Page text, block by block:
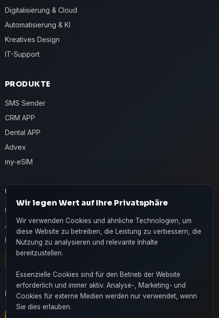
Digitalisierung & Cloud
Automatisierung & KI
Kreatives Design
IT-Support
PRODUKTE
SMS Sender
CRM APP
Dental APP
Advex
my-eSIM
UNTERNEHMEN
Über uns
Apps
Kontakt
KONTAKT
Wir legen Wert auf Ihre Privatsphäre
Wir verwenden Cookies und ähnliche Technologien, um
diese Website zu betreiben, die Leistung zu verbessern, die
Nutzung zu analysieren und relevante Inhalte
bereitzustellen.
Essenzielle Cookies sind für den Betrieb der Website
erforderlich und immer aktiv. Analyse-, Marketing- und
Cookies für externe Medien werden nur verwendet, wenn
Sie dies erlauben.